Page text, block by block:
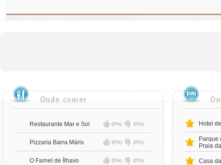
Restaurante Mar e Sol (0%) (0%)
Pizzaria Barra Máris (0%) (0%)
O Farnel de Ílhavo (0%) (0%)
Hotel
Parque
Praia
Casa